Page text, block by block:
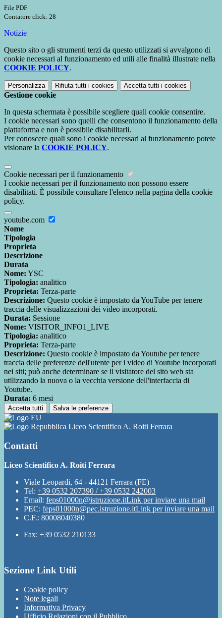
File PDF
Contatore click: 28
Notizie
Questo sito o gli strumenti terzi da questo utilizzati si avvalgono di
cookie necessari al funzionamento ed utili alle finalità illustrate nella
COOKIE POLICY.
Personalizza Rifiuta tutti i cookies Accetta tutti i cookies
Gestione cookie
In questa schermata è possibile scegliere quali cookie consentire.
I cookie necessari sono quelli che consentono il funzionamento della
piattaforma e non è possibile disabilitarli.
Per conoscere quali sono i cookie necessari al funzionamento potete
visionare la COOKIE POLICY.
Cookie necessari per il funzionamento
I cookie necessari per il funzionamento non possono essere
disabilitati. È possibile consultare l'elenco nella pagina della cookie
policy.
youtube.com
Nome
Tipologia
Proprieta
Descrizione
Durata
Nome: YSC
Tipologia: analitico
Proprieta: Terza-parte
Descrizione: Questo cookie è impostato da YouTube per tenere
traccia delle visualizzazioni dei video incorporati.
Durata: Sessione
Nome: VISITOR_INFO1_LIVE
Tipologia: analitico
Proprieta: Terza-parte
Descrizione: Questo cookie è impostato da Youtube per tenere
traccia delle preferenze dell'utente per i video di Youtube incorporati
nei siti; può anche determinare se il visitatore del sito web sta
utilizzando la nuova o la vecchia versione dell'interfaccia di
Youtube.
Durata: 6 mesi
Accetta tutti Salva le preferenze
Liceo Scientifico A. Roiti Ferrara
Contatti
Liceo Scientifico A. Roiti Ferrara
Viale Leopardi, 64 - 44121 Ferrara (FE)
Tel: +39 0532 207390 / +39 0532 242003
Email: feps01000n@istruzione.itLink per inviare una mail
PEC: feps01000n@pec.istruzione.itLink per inviare una mail
C.F.: 80008040380
Fax: +39 0532 210133
Sezione Link Utili
Cookie policy
Note legali
Informativa Privacy
Ufficio Relazioni con il Pubblico